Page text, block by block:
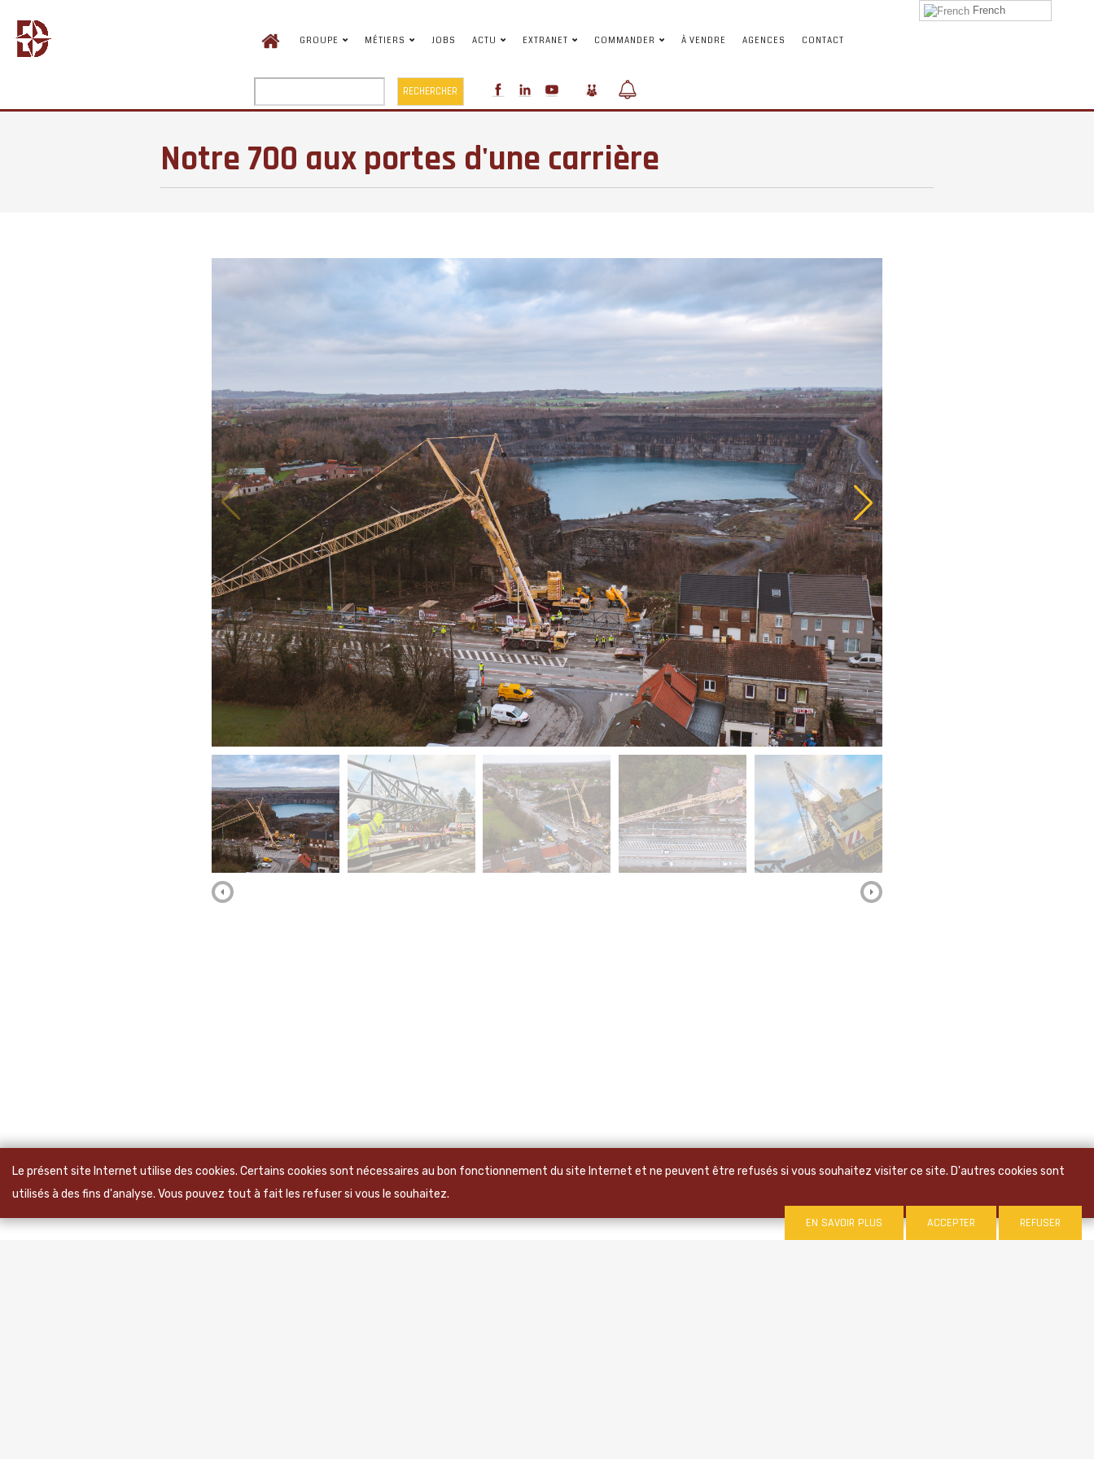
GROUPE MÉTIERS JOBS ACTU EXTRANET COMMANDER À VENDRE AGENCES CONTACT
RECHERCHER
French
NOTRE 700 AUX PORTES D'UNE CARRIÈRE
Notre 700 aux portes d'une carrière
Le présent site Internet utilise des cookies. Certains cookies sont nécessaires au bon fonctionnement du site Internet et ne peuvent être refusés si vous souhaitez visiter ce site. D'autres cookies sont
utilisés à des fins d'analyse. Vous pouvez tout à fait les refuser si vous le souhaitez.
EN SAVOIR PLUS ACCEPTER REFUSER